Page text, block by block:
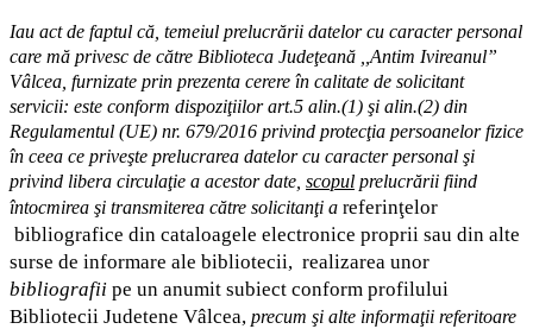
Iau act de faptul că, temeiul prelucrării datelor cu caracter personal
care mă privesc de către Biblioteca Judeţeană ,,Antim Ivireanul”
Vâlcea, furnizate prin prezenta cerere în calitate de solicitant
servicii: este conform dispoziţiilor art.5 alin.(1) şi alin.(2) din
Regulamentul (UE) nr. 679/2016 privind protecţia persoanelor fizice
în ceea ce priveşte prelucrarea datelor cu caracter personal şi
privind libera circulaţie a acestor date scopul prelucrării fiind
întocmirea şi transmiterea către solicitanţi a referinţelor
bibliografice din cataloagele electronice proprii sau din alte
surse de informare ale bibliotecii, realizarea unor
bibliografii pe un anumit subiect conform profilului
Bibliotecii Judetene Vâlcea, precum şi alte informaţii referitoare